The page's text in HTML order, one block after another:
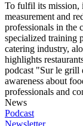
To fulfil its mission,
measurement and
professionals in the
specialized training
catering industry,
highlights
podcast "Sur le grill
awareness about
professionals and
News
Podcast